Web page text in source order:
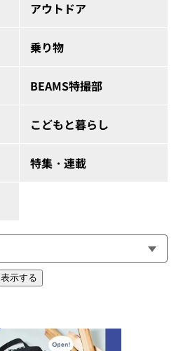
アウトドア
乗り物
BEAMS特撮部
こどもと暮らし
特集・連載
表示する